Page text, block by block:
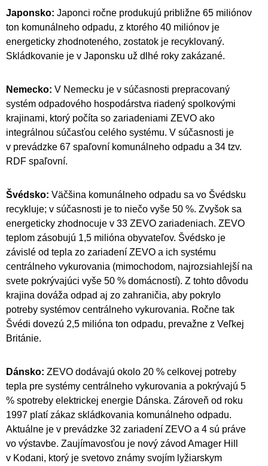
Japonsko: Japonci ročne produkujú približne 65 miliónov
ton komunálneho odpadu, z ktorého 40 miliónov je
energeticky zhodnoteného, zostatok je recyklovaný.
Skládkovanie je v Japonsku už dlhé roky zakázané.
Nemecko: V Nemecku je v súčasnosti prepracovaný
systém odpadového hospodárstva riadený spolkovými
krajinami, ktorý počíta so zariadeniami ZEVO ako
integrálnou súčasťou celého systému. V súčasnosti je
v prevádzke 67 spaľovní komunálneho odpadu a 34 tzv.
RDF spaľovní.
Švédsko: Väčšina komunálneho odpadu sa vo Švédsku
recykluje; v súčasnosti je to niečo vyše 50 %. Zvyšok sa
energeticky zhodnocuje v 33 ZEVO zariadeniach. ZEVO
teplom zásobujú 1,5 milióna obyvateľov. Švédsko je
závislé od tepla zo zariadení ZEVO a ich systému
centrálneho vykurovania (mimochodom, najrozsiahlejší na
svete pokrývajúci vyše 50 % domácností). Z tohto dôvodu
krajina dováža odpad aj zo zahraničia, aby pokrylo
potreby systémov centrálneho vykurovania. Ročne tak
Švédi dovezú 2,5 milióna ton odpadu, prevažne z Veľkej
Británie.
Dánsko: ZEVO dodávajú okolo 20 % celkovej potreby
tepla pre systémy centrálneho vykurovania a pokrývajú 5
% spotreby elektrickej energie Dánska. Zároveň od roku
1997 platí zákaz skládkovania komunálneho odpadu.
Aktuálne je v prevádzke 32 zariadení ZEVO a 4 sú práve
vo výstavbe. Zaujímavosťou je nový závod Amager Hill
v Kodani, ktorý je svetovo známy svojím lyžiarskym